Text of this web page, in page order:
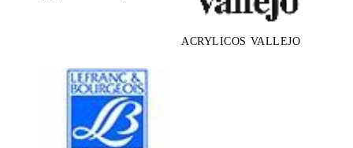
ACRYLICOS VALLEJO